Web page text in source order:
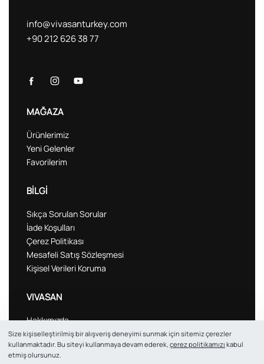
info@vivasanturkey.com
+90 212 626 38 77
MAĞAZA
Ürünlerimiz
Yeni Gelenler
Favorilerim
BİLGİ
Sıkça Sorulan Sorular
İade Koşulları
Çerez Politikası
Mesafeli Satış Sözleşmesi
Kişisel Verileri Koruma
VIVASAN
Hakkımızda
Şubeler
İletişim
Blog
Size kişiselleştirilmiş bir alışveriş deneyimi sunmak için sitemiz çerezler
kullanmaktadır. Bu siteyi kullanmaya devam ederek,çerez politikamızı kabul
etmiş olursunuz.